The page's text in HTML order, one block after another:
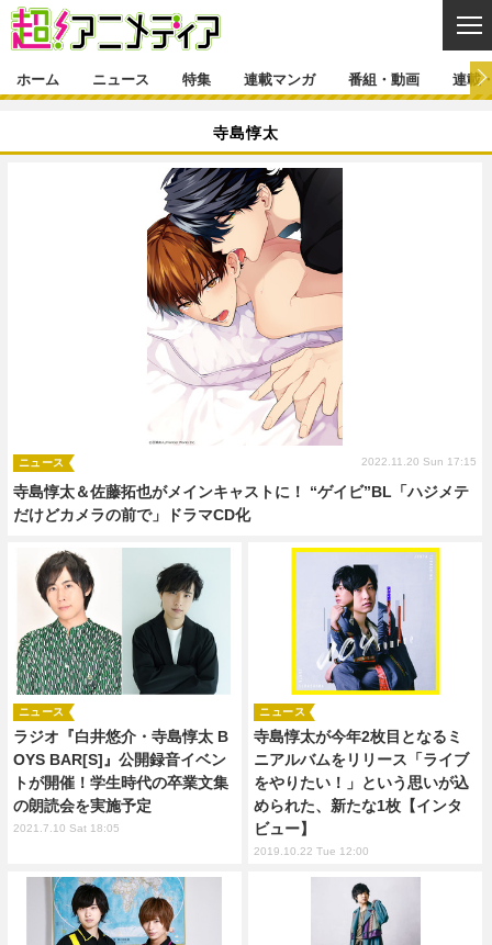
ニュース一覧
ゲーム・アプリ
イベント
コスプレ
新帝スタ
インタビュー
ラキりす
連載マンガ一覧
番組・動画一覧
連載・ブログ一覧
編集部ブログ・お知らせ
ホーム ニュース 特集 連載マンガ 番組・動画 連載
寺島惇太
寺島惇太＆佐藤拓也がメインキャストに！ “ゲイビ”BL「ハジメテ
だけどカメラの前で」ドラマCD化
ニュース 2022.11.20 Sun 17:15
ラジオ『白井悠介・寺島惇太 B
OYS BAR[S]』公開録音イベン
トが開催！学生時代の卒業文集
の朗読会を実施予定
ニュース
2021.7.10 Sat 18:05
寺島惇太が今年2枚目となるミ
ニアルバムをリリース「ライブ
をやりたい！」という思いが込
められた、新たな1枚【インタ
ビュー】
ニュース
2019.10.22 Tue 12:00